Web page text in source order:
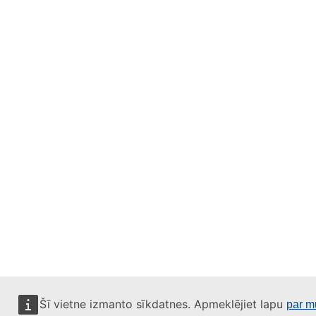
Šī vietne izmanto sīkdatnes. Apmeklējiet lapu par